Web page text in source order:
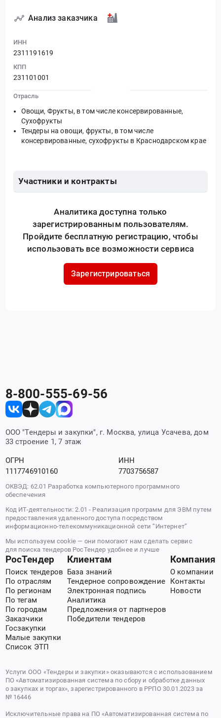
Анализ заказчика
ИНН
2311191619
КПП
231101001
Отрасль
Овощи, Фрукты, в том числе консервированные,
Сухофрукты
Тендеры на овощи, фрукты, в том числе
консервированные, сухофрукты в Краснодарском крае
Участники и контракты
Аналитика доступна только
зарегистрированным пользователям.
Пройдите бесплатную регистрацию, чтобы
использовать все возможности сервиса
Зарегистрироваться
8-800-555-69-56
ООО "Тендеры и закупки", г. Москва, улица Усачева, дом
33 строение 1, 7 этаж
ОГРН
1117746910160
ИНН
7703756587
ОКВЭД: 62.01 Разработка компьютерного программного
обеспечения
Код ИТ-деятельности: 2.01 - Реализация программ для ЭВМ путем
предоставления удаленного доступа посредством
информационно-телекоммуникационной сети “Интернет”
Мы используем cookie — они помогают нам сделать сервис
для поиска тендеров РосТендер удобнее и лучше
РосТендер
Поиск тендеров
По отраслям
По регионам
По тегам
По городам
Заказчики
Госзакупки
Малые закупки
Список ЭТП
Клиентам
База знаний
Тендерное сопровождение
Электронная подпись
Аналитика
Предложения от партнеров
Победители тендеров
Компания
О компании
Контакты
Новости
Услуги ООО «Тендеры и закупки» оказываются с использованием
ПО «Автоматизированная система по сбору и обработке данных
о закупках и торгах», зарегистрированного в РРПО 30.01.2023 за
№ 16446
Исключительные права на ПО «Автоматизированная система по